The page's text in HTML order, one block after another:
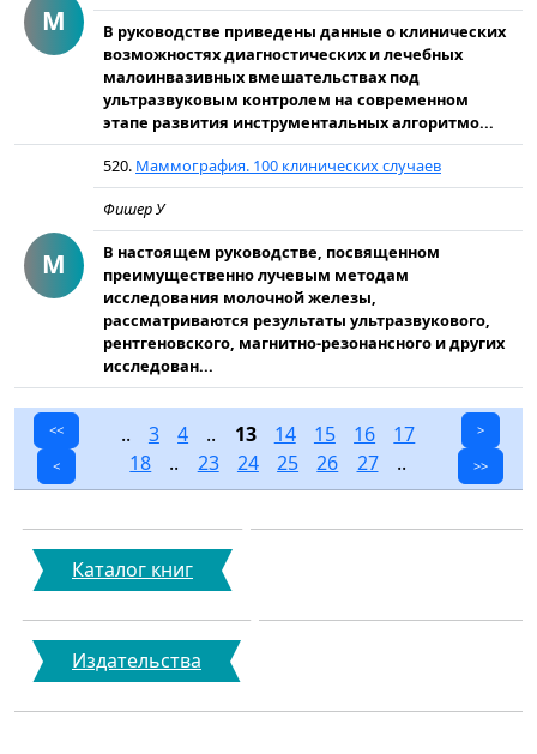
М
В руководстве приведены данные о клинических
возможностях диагностических и лечебных
малоинвазивных вмешательствах под
ультразвуковым контролем на современном
этапе развития инструментальных алгоритмо...
М
520. Маммография. 100 клинических случаев
Фишер У
В настоящем руководстве, посвященном
преимущественно лучевым методам
исследования молочной железы,
рассматриваются результаты ультразвукового,
рентгеновского, магнитно-резонансного и других
исследован...
<<
<
.. 3 4 .. 13 14 15 16
17
18 .. 23 24 25 26 27..
>
>>
Каталог книг
Издательства